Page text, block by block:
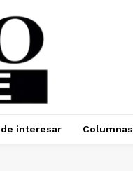
interesar Columnas